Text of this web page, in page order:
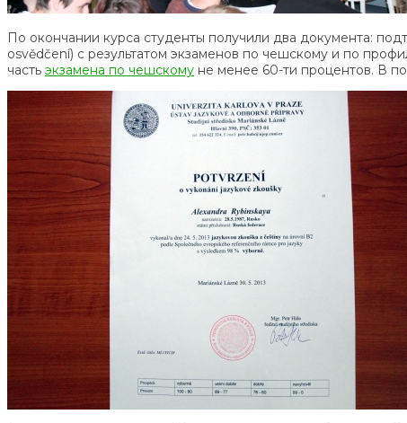
По окончании курса студенты получили два документа:
osvědčení) с результатом экзаменов по чешскому и по
часть экзамена по чешскому не менее 60-ти процентов. В